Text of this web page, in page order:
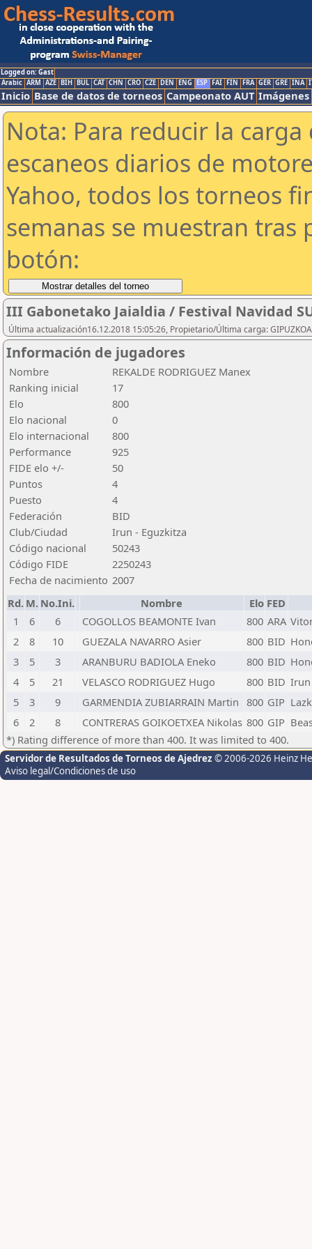
Logged on: Gast
Arabic ARM AZE BIH BUL CAT CHN CRO CZE DEN ENG ESP FAI FIN FRA GER GRE INA
Inicio Base de datos de torneos Campeonato AUT Imágenes
Nota: Para reducir la
escaneos diarios de
Yahoo, todos los torneos
semanas se muestran tras
botón:
III Gabonetako Jaialdia / Festival Navidad
Última actualización16.12.2018 15:05:26, Propietario/Última carga:
Información de jugadores
Nombre
REKALDE RODRIGUEZ Manex
Ranking inicial
17
Elo
800
Elo nacional
0
Elo internacional
800
Performance
925
FIDE elo +/-
50
Puntos
4
Puesto
4
Federación
BID
Club/Ciudad
Irun - Eguzkitza
Código nacional
50243
Código FIDE
2250243
Fecha de nacimiento 2007
Rd. M. No.Ini. Nombre Elo FED
1
6 6 COGOLLOS BEAMONTE Ivan 800 ARA
2
8 10 GUEZALA NAVARRO Asier 800 BID
3
5 3 ARANBURU BADIOLA Eneko 800 BID
4
5 21 VELASCO RODRIGUEZ Hugo 800 BID Irun
5
3 9 GARMENDIA ZUBIARRAIN Martin 800 GIP
6
2 8 CONTRERAS GOIKOETXEA Nikolas 800 GIP
*) Rating difference of more than 400. It was limited to 400.
Servidor de Resultados de Torneos de Ajedrez © 2006-2026 Heinz
Aviso legal/Condiciones de uso